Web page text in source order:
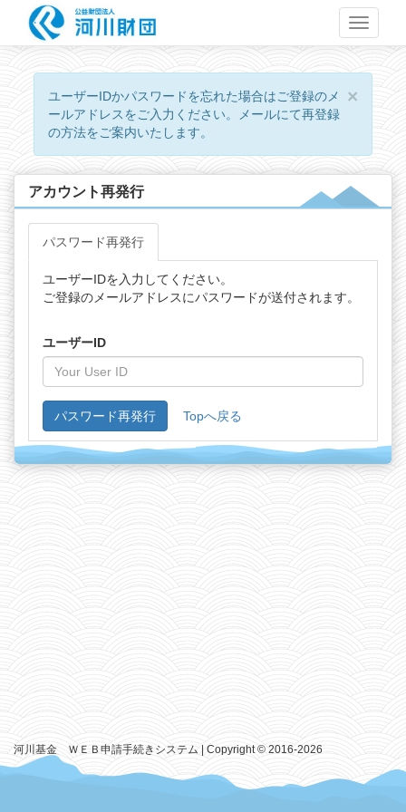
Toggle
×
ユーザーIDかパスワードを忘れた場合はご登録のメ
ールアドレスをご入力ください。メールにて再登録
の方法をご案内いたします。
アカウント再発行
パスワード再発行
ユーザーIDを入力してください。
ご登録のメールアドレスにパスワードが送付されます。
ユーザーID
Topへ戻る
河川基金 ＷＥＢ申請手続きシステム | Copyright © 2016-2026